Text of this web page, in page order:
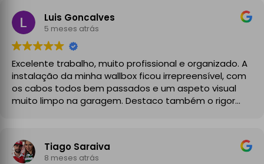
A instalação de tomada reforçada em garagem
partilhada correu na perfeição e nos prazos
combinados, sendo que fizeram toda a limpeza e
explicações necessárias. Recomendado
Luis Goncalves
5 meses atrás
Excelente trabalho, muito profissional e organizado. A
instalação da minha wallbox ficou irrepreensível, com
os cabos todos bem passados e um aspeto visual
muito limpo na garagem. Destaco também o rigor
garantindo toda a segurança e legalidade.
Recomendo vivamente!
Tiago Saraiva
8 meses atrás